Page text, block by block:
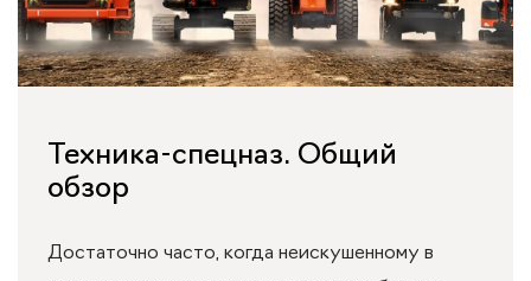
Техника-спецназ. Общий
обзор
Достаточно часто, когда неискушенному в